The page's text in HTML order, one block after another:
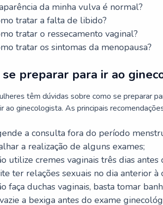
da minha vulva é normal?
tratar a falta de libido?
tratar o ressecamento vaginal?
tratar os sintomas da menopausa?
se preparar para ir ao
têm dúvidas sobre como se preparar
ao ginecologista. As principais
a consulta fora do período
a realização de alguns exames;
utilize cremes vaginais três dias antes
ter relações sexuais no dia anterior à
faça duchas vaginais, basta tomar
a bexiga antes do exame